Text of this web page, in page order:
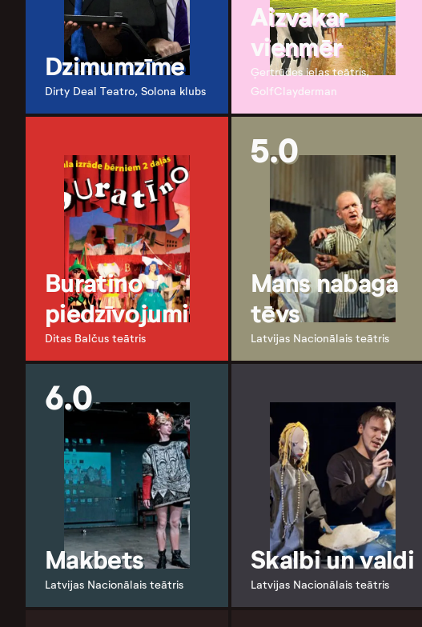
Dzimumzīme
Dirty Deal Teatro, Solona klubs
Aizvakar
vienmēr
Ģertrūdes ielas teātris,
GolfClayderman
Buratino
piedzīvojumi
Ditas Balčus teātris
5.0
Mans nabaga
tēvs
Latvijas Nacionālais teātris
6.0
Makbets
Latvijas Nacionālais teātris
Skalbi un valdi
Latvijas Nacionālais teātris